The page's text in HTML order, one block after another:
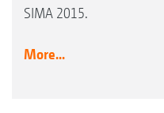
SIMA 2015.
More...